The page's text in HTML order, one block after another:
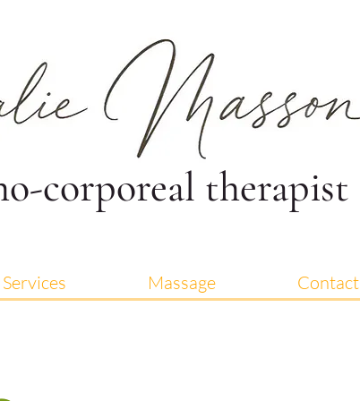
corporeal therapist
Services Massage Contact